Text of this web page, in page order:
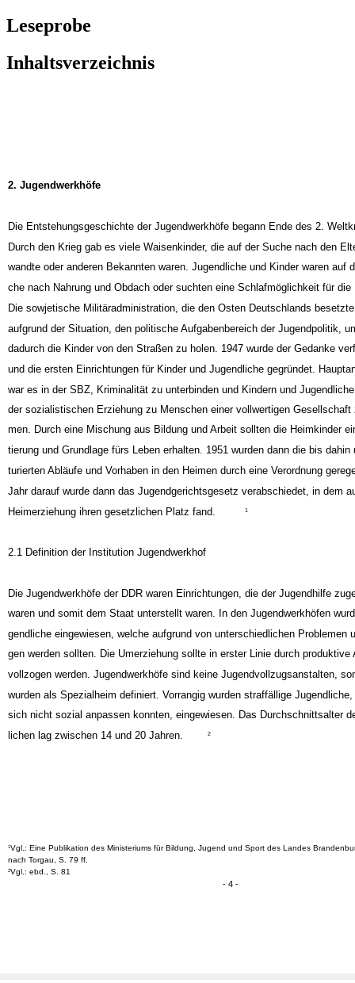
Leseprobe
Die Entstehungsgeschichte der Jugendwerkhöfe begann Ende des 2.
Durch den Krieg gab es viele Waisenkinder, die auf der Suche nach den
wandte oder anderen Bekannten waren. Jugendliche und Kinder waren auf
che nach Nahrung und Obdach oder suchten eine Schlafmöglichkeit für die
Die sowjetische Militäradministration, die den Osten Deutschlands
aufgrund der Situation, den politische Aufgabenbereich der Jugendpolitik,
dadurch die Kinder von den Straßen zu holen. 1947 wurde der Gedanke
und die ersten Einrichtungen für Kinder und Jugendliche gegründet.
war es in der SBZ, Kriminalität zu unterbinden und Kindern und
der sozialistischen Erziehung zu Menschen einer vollwertigen Gesellschaft
men. Durch eine Mischung aus Bildung und Arbeit sollten die Heimkinder
tierung und Grundlage fürs Leben erhalten. 1951 wurden dann die bis dahin
turierten Abläufe und Vorhaben in den Heimen durch eine Verordnung
Jahr darauf wurde dann das Jugendgerichtsgesetz verabschiedet, in dem
Die Jugendwerkhöfe der DDR waren Einrichtungen, die der Jugendhilfe
waren und somit dem Staat unterstellt waren. In den Jugendwerkhöfen
gendliche eingewiesen, welche aufgrund von unterschiedlichen Problemen
gen werden sollten. Die Umerziehung sollte in erster Linie durch produktive
vollzogen werden. Jugendwerkhöfe sind keine Jugendvollzugsanstalten,
wurden als Spezialheim definiert. Vorrangig wurden straffällige
sich nicht sozial anpassen konnten, eingewiesen. Das Durchschnittsalter
1Vgl.: Eine Publikation des Ministeriums für Bildung, Jugend und Sport des Landes
nach Torgau, S. 79 ff.